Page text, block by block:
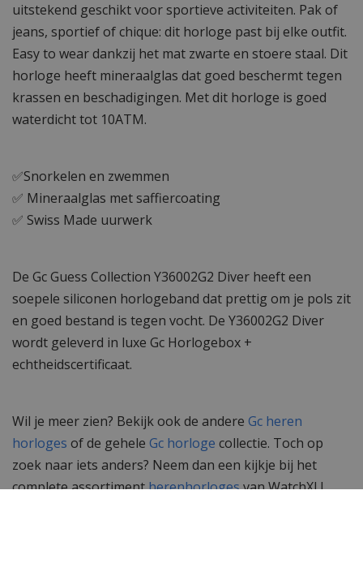
uitstekend geschikt voor sportieve activiteiten. Pak of
jeans, sportief of chique: dit horloge past bij elke outfit.
Easy to wear dankzij het mat zwarte en stoere staal. Dit
horloge heeft mineraalglas dat goed beschermt tegen
krassen en beschadigingen. Met dit horloge is goed
waterdicht tot 10ATM.
✅Snorkelen en zwemmen
✅ Mineraalglas met saffiercoating
✅ Swiss Made uurwerk
De Gc Guess Collection Y36002G2 Diver heeft een
soepele siliconen horlogeband dat prettig om je pols zit
en goed bestand is tegen vocht. De Y36002G2 Diver
wordt geleverd in luxe Gc Horlogebox +
echtheidscertificaat.
Wil je meer zien? Bekijk ook de andere Gc heren
horloges of de gehele Gc horloge collectie. Toch op
zoek naar iets anders? Neem dan een kijkje bij het
complete assortimentherenhorlogesvan WatchXL!